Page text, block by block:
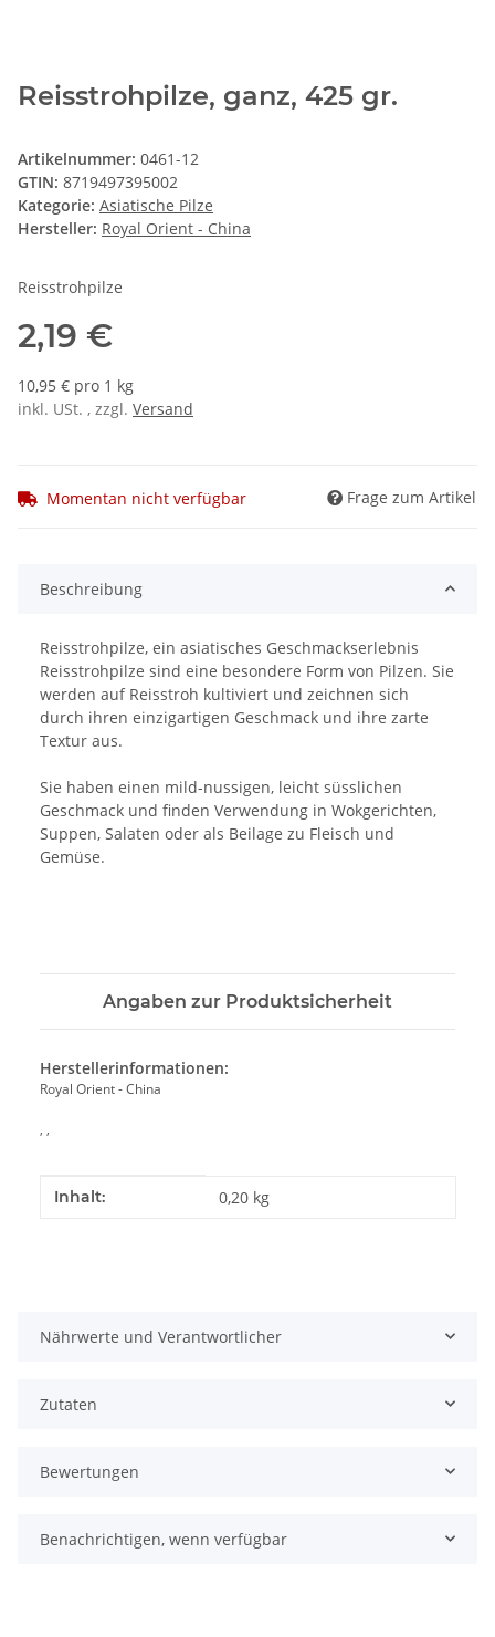
Reisstrohpilze, ganz, 425 gr.
Artikelnummer: 0461-12
GTIN: 8719497395002
Kategorie: Asiatische Pilze
Hersteller: Royal Orient - China
Reisstrohpilze
2,19 €
10,95 € pro 1 kg
inkl. USt. , zzgl. Versand
Momentan nicht verfügbar Frage zum Artikel
Beschreibung
Reisstrohpilze, ein asiatisches Geschmackserlebnis
Reisstrohpilze sind eine besondere Form von Pilzen. Sie
werden auf Reisstroh kultiviert und zeichnen sich
durch ihren einzigartigen Geschmack und ihre zarte
Textur aus.
Sie haben einen mild-nussigen, leicht süsslichen
Geschmack und finden Verwendung in Wokgerichten,
Suppen, Salaten oder als Beilage zu Fleisch und
Gemüse.
Angaben zur Produktsicherheit
Herstellerinformationen:
Royal Orient - China
, ,
Produkteigenschaft
Wert
Inhalt: 0,20 kg
Nährwerte und Verantwortlicher
Zutaten
Bewertungen
Benachrichtigen, wenn verfügbar